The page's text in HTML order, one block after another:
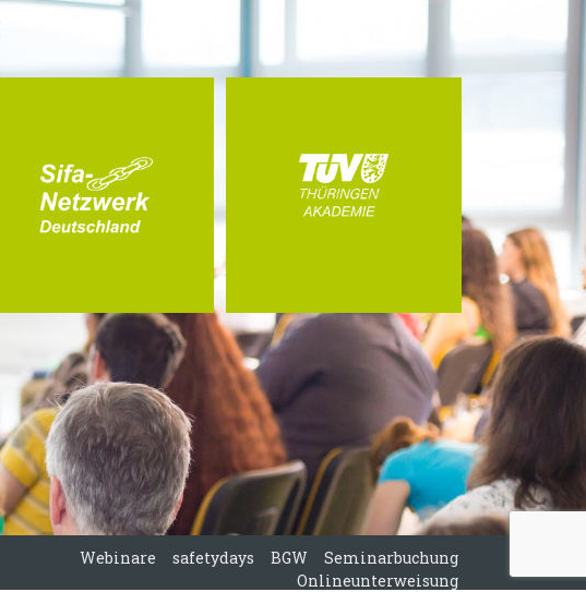
Seminarbuchung
BGW
safetydays
Webinare
Onlineunterweisung